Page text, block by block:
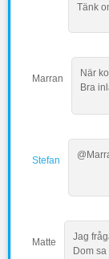
Tänk
Marran
När
Bra
Stefan
Matte
Jag
Dom